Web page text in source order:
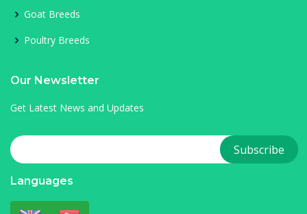
Goat Breeds
Poultry Breeds
Our Newsletter
Get Latest News and Updates
Languages